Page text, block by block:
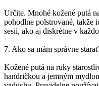
Určite. Mnohé kožené putá
pohodlne polstrované, takže
sesií, ako aj diskrétne v
7. Ako sa mám správne
Kožené putá na ruky
handričkou a jemným